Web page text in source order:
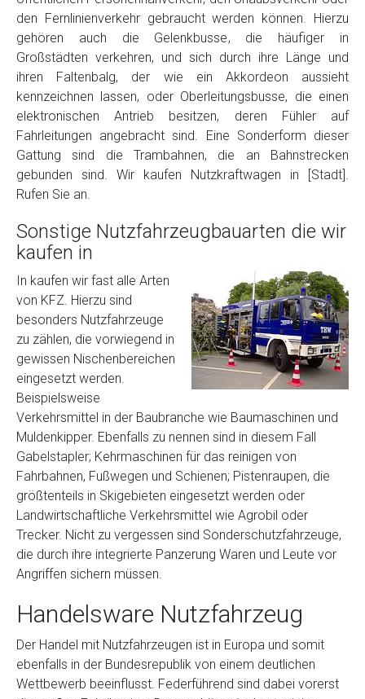
den Fernlinienverkehr gebraucht werden können. Hierzu
gehören auch die Gelenkbusse, die häufiger in
Großstädten verkehren, und sich durch ihre Länge und
ihren Faltenbalg, der wie ein Akkordeon aussieht
kennzeichnen lassen, oder Oberleitungsbusse, die einen
elektronischen Antrieb besitzen, deren Fühler auf
Fahrleitungen angebracht sind. Eine Sonderform dieser
Gattung sind die Trambahnen, die an Bahnstrecken
gebunden sind. Wir kaufen Nutzkraftwagen in [Stadt].
Rufen Sie an.
Sonstige Nutzfahrzeugbauarten die wir
kaufen in
In kaufen wir fast alle Arten
von KFZ. Hierzu sind
besonders Nutzfahrzeuge
zu zählen, die vorwiegend in
gewissen Nischenbereichen
eingesetzt werden.
Beispielsweise
Verkehrsmittel in der Baubranche wie Baumaschinen und
Muldenkipper. Ebenfalls zu nennen sind in diesem Fall
Gabelstapler; Kehrmaschinen für das reinigen von
Fahrbahnen, Fußwegen und Schienen; Pistenraupen, die
größtenteils in Skigebieten eingesetzt werden oder
Landwirtschaftliche Verkehrsmittel wie Agrobil oder
Trecker. Nicht zu vergessen sind Sonderschutzfahrzeuge,
die durch ihre integrierte Panzerung Waren und Leute vor
Angriffen sichern müssen.
Handelsware Nutzfahrzeug
Der Handel mit Nutzfahrzeugen ist in Europa und somit
ebenfalls in der Bundesrepublik von einem deutlichen
Wettbewerb beeinflusst. Federführend sind dabei vorerst